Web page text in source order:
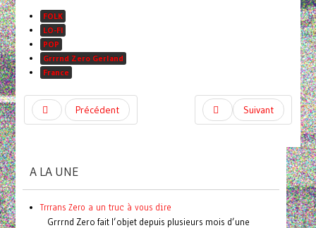
FOLK
LO-FI
POP
Grrrnd Zero Gerland
France
Précédent Suivant
A LA UNE
Trrrans Zero a un truc à vous dire
Grrrnd Zero fait l’objet depuis plusieurs mois d’une